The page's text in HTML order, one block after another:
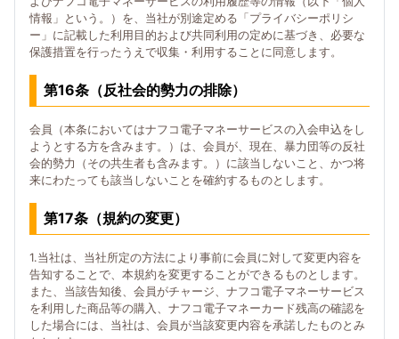
情報」という。）を、当社が別途定める「プライバシーポリシ
ー」に記載した利用目的および共同利用の定めに基づき、必要な
保護措置を行ったうえで収集・利用することに同意します。
第16条（反社会的勢力の排除）
会員（本条においてはナフコ電子マネーサービスの入会申込をし
ようとする方を含みます。）は、会員が、現在、暴力団等の反社
会的勢力（その共生者も含みます。）に該当しないこと、かつ将
来にわたっても該当しないことを確約するものとします。
第17条（規約の変更）
1.当社は、当社所定の方法により事前に会員に対して変更内容を
告知することで、本規約を変更することができるものとします。
また、当該告知後、会員がチャージ、ナフコ電子マネーサービス
を利用した商品等の購入、ナフコ電子マネーカード残高の確認を
した場合には、当社は、会員が当該変更内容を承諾したものとみ